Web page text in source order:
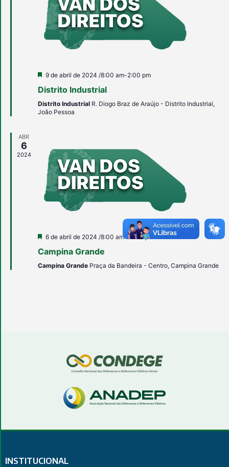
Destacado
9 de abril de 2024 /8:00 am-2:00 pm
Distrito Industrial
Distrito Industrial R. Diogo Braz de Araújo - Distrito Industrial,
João Pessoa
ABR
6
2024
Destacado
6 de abril de 2024 /8:00 am-12:00 pm
Campina Grande
Campina Grande Praça da Bandeira - Centro, Campina Grande
INSTITUCIONAL